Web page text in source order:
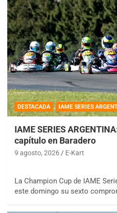
DESTACADA IAME SERIES
IAME SERIES
capítulo en Baradero
9 agosto, 2026 E-Kart
La Champion Cup de IAME
este domingo su sexto